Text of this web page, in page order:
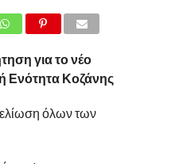
για το νέο
Ενότητα Κοζάνης
όλων των